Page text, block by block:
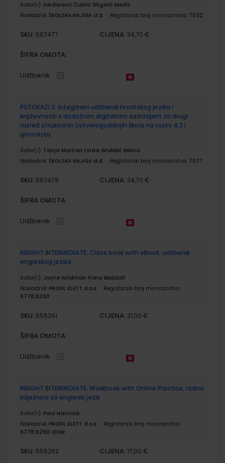
Autor(i): Serdarević Čubrić Gligorić Medić
Nakladnik: ŠKOLSKA KNJIGA d.d. Registarski broj ministarstva: 7032
SKU: 567477 CIJENA: 34,70 €
ŠIFRA OMOTA:
Udžbenik
PUTOKAZI 2; integrirani udžbenik hrvatskog jezika i
književnosti s dodatnim digitalnim sadržajem za drugi
razred strukovnih četverogodišnjih škola na razini 4.2 i
gimnazija
Autor(i): Tanja Marčan Linda Grubišić Belina
Nakladnik: ŠKOLSKA KNJIGA d.d. Registarski broj ministarstva: 7077
SKU: 567479 CIJENA: 34,70 €
ŠIFRA OMOTA:
Udžbenik
INSIGHT INTERMEDIATE; Class book with eBook, udžbenik
engleskog jezika
Autor(i): Jayne Wildman Fiona Beddall
Nakladnik: PROFIL KLETT d.o.o.
Registarski broj ministarstva:
6778;6290
SKU: 556261 CIJENA: 21,00 €
ŠIFRA OMOTA:
Udžbenik
INSIGHT INTERMEDIATE; Workbook with Online Practice, radna
bilježnica za engleski jezik
Autor(i): Paul Hancock
Nakladnik: PROFIL KLETT d.o.o.
Registarski broj ministarstva:
6778;6290-DOM
SKU: 556262 CIJENA: 17,00 €